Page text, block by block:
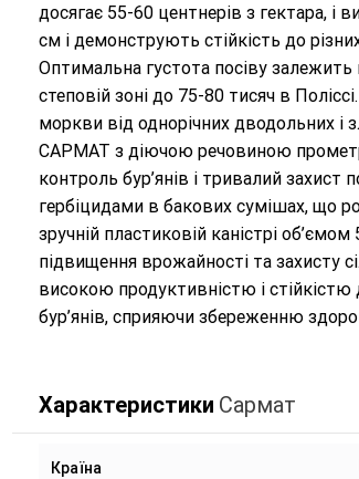
досягає 55-60 центнерів з гектара,
см і демонструють стійкість до
Оптимальна густота посіву залежить
степовій зоні до 75-80 тисяч в
моркви від однорічних дводольних і
САРМАТ з діючою речовиною
контроль бур’янів і тривалий
гербіцидами в бакових сумішах, що
зручній пластиковій каністрі
підвищення врожайності та захисту
високою продуктивністю і стійкістю
бур’янів, сприяючи збереженню
Характеристики Сармат
Країна